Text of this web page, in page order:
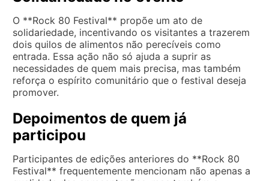
O **Rock 80 Festival** propõe um ato de
solidariedade, incentivando os visitantes a trazerem
dois quilos de alimentos não perecíveis como
entrada. Essa ação não só ajuda a suprir as
necessidades de quem mais precisa, mas também
reforça o espírito comunitário que o festival deseja
promover.
Depoimentos de quem já
participou
Participantes de edições anteriores do **Rock 80
Festival** frequentemente mencionam não apenas a